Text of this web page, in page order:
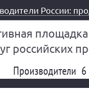
России:
площадка
российских
Производители